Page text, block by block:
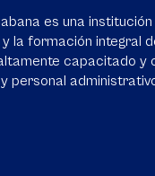
es una
la formación integral
capacitado y
personal